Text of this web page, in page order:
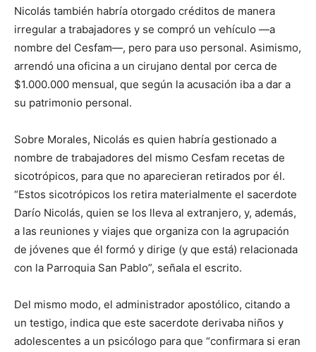
Nicolás también habría otorgado créditos de manera
irregular a trabajadores y se compró un vehículo —a
nombre del Cesfam—, pero para uso personal. Asimismo,
arrendó una oficina a un cirujano dental por cerca de
$1.000.000 mensual, que según la acusación iba a dar a
su patrimonio personal.
Sobre Morales, Nicolás es quien habría gestionado a
nombre de trabajadores del mismo Cesfam recetas de
sicotrópicos, para que no aparecieran retirados por él.
“Estos sicotrópicos los retira materialmente el sacerdote
Darío Nicolás, quien se los lleva al extranjero, y, además,
a las reuniones y viajes que organiza con la agrupación
de jóvenes que él formó y dirige (y que está) relacionada
con la Parroquia San Pablo”, señala el escrito.
Del mismo modo, el administrador apostólico, citando a
un testigo, indica que este sacerdote derivaba niños y
adolescentes a un psicólogo para que “confirmara si eran